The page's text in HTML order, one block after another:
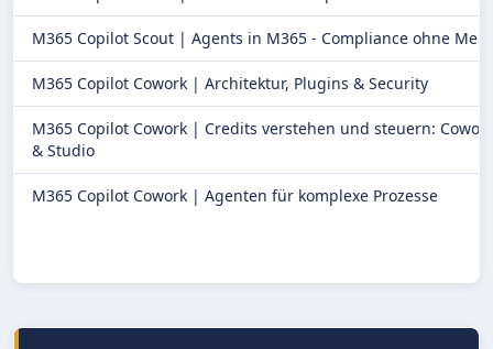
M365 Copilot Scout | Agents in M365 - Compliance ohne
M365 Copilot Cowork | Architektur, Plugins & Security
M365 Copilot Cowork | Credits verstehen und steuern:
& Studio
M365 Copilot Cowork | Agenten für komplexe Prozesse